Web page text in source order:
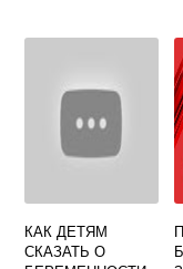
КАК ДЕТЯМ
СКАЗАТЬ О